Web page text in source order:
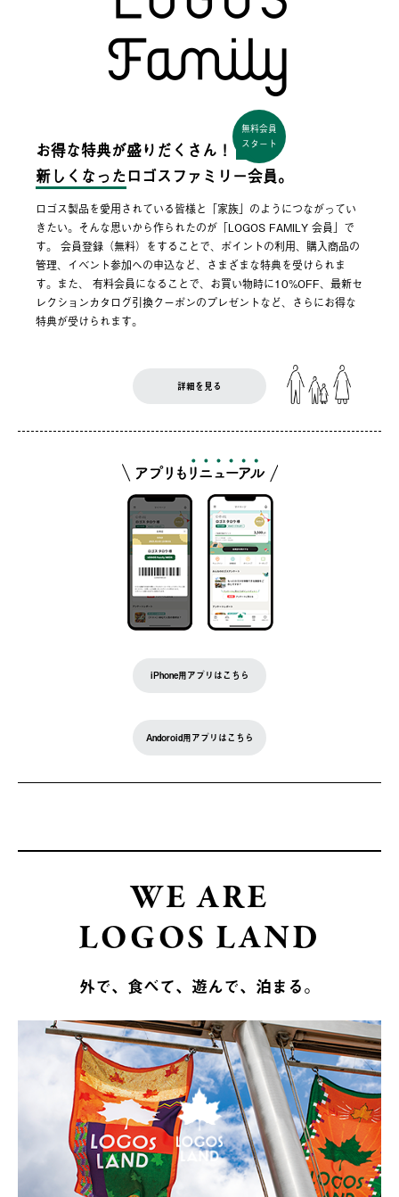
お得な特典が盛りだくさん！
無料会員
スタート
新しくなった ロゴスファミリー会員。
ロゴス製品を愛用されている皆様と「家族」のようにつながってい
きたい。そんな思いから作られたのが「LOGOS FAMILY 会員」で
す。 会員登録（無料）をすることで、ポイントの利用、購入商品の
管理、イベント参加への申込など、さまざまな特典を受けられま
す。また、 有料会員になることで、お買い物時に10%OFF、最新セ
レクションカタログ引換クーポンのプレゼントなど、さらにお得な
特典が受けられます。
詳細を見る
iPhone用アプリはこちら
Andoroid用アプリはこちら
WE ARE
LOGOS LAND
外で、食べて、遊んで、泊まる。